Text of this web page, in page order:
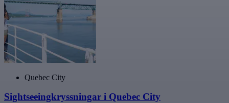
Quebec City
Sightseeingkryssningar i Quebec City